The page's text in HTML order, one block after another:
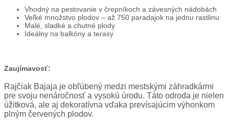
Vhodný na pestovanie v črepníkoch a závesných nádobách
Veľké množstvo plodov – až 750 paradajok na jednu rastlinu
Malé, sladké a chutné plody
Ideálny na balkóny a terasy
Zaujímavosť:
Rajčiak Bajaja je obľúbený medzi mestskými záhradkármi
pre svoju nenáročnosť a vysokú úrodu. Táto odroda je nielen
úžitková, ale aj dekoratívna vďaka prevísajúcim výhonkom
plným červených plodov.